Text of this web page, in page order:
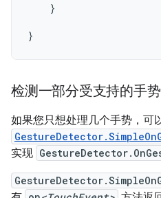
}
}
检测一部分受支持的手势
如果您只想处理几个手势，可
实现